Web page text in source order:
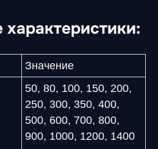
характеристики:
Значение
50, 80, 100, 150, 200,
250, 300, 350, 400,
500, 600, 700, 800,
900, 1000, 1200, 1400